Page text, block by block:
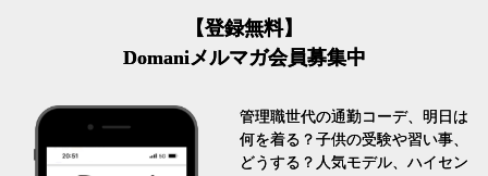
【登録無料】
Domaniメルマガ会員募集中
管理職世代の通勤コーデ、明日は
何を着る？子供の受験や習い事、
どうする？人気モデル、ハイセン